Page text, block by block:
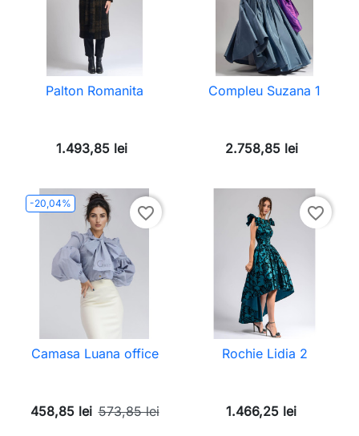
Palton Romanita
1.493,85 lei
Compleu Suzana 1
2.758,85 lei
-20,04%
favorite_border
Camasa Luana office
458,85 lei 573,85 lei
favorite_border
Rochie Lidia 2
1.466,25 lei